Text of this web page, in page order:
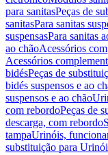
para sanitasPeças de
sanitasPara sanitas
suspensasPara sanitas
ao chãoAcessórios
Acessórios
bidésPeças de
bidés suspensos e ao
suspensos e ao chão
com rebordoPeças de
descarga, com rebordo
tampaUrinóis,
substituição para